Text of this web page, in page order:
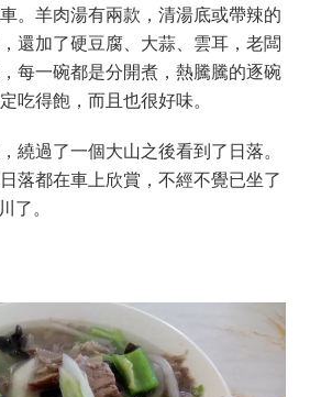
。羊肉湯有兩款，清湯底或帶辣的
還加了硬豆腐、大蒜、雲耳，老闆
每一碗都是分開煮，熱騰騰的逐碗
吃得飽，而且也很好味。
繞過了一個大山之後看到了日落。
落都在車上欣賞，不經不覺已坐了
了。